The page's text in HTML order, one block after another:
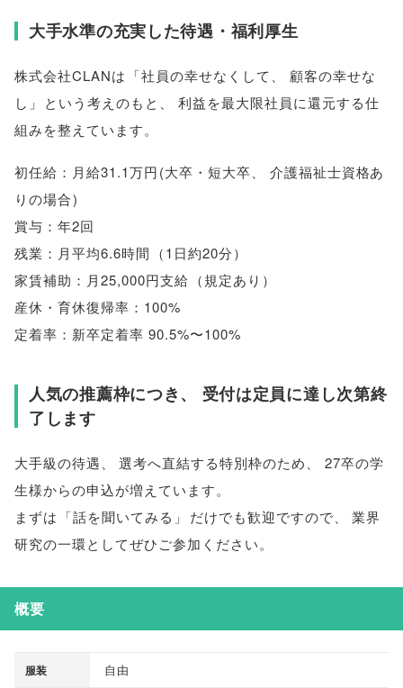
大手水準の充実した待遇・福利厚生
株式会社CLANは 「社員の幸せなくして 、
顧客の幸せな
し 」 という考えのもと 、
利益を最大限社員に還元する仕
組みを整えています。
初任給：月給31.1万円(大卒・短大卒、
介護福祉士資格あ
りの場合)
賞与：年2回
残業：月平均6.6時間 （1日約20分）
家賃補助：月25,000円支給 （規定あり ）
産休・育休復帰率：100%
定着率：新卒定着率 90.5%〜100%
人気の推薦枠につき、
受付は定員に達し次第終
了します
大手級の待遇、 選考へ直結する特別枠のため、
27卒の学
生様からの申込が増えています。
まずは 「話を聞いてみる 」 だけでも歓迎ですので、
業界
研究の一環としてぜひご参加ください。
概要
服装 自由